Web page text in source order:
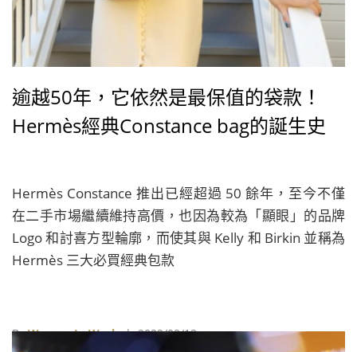
逾越50年，它依然是最保值的袋款！
Hermès經典Constance bag的誕生史
Hermès Constance 推出已經超過 50 餘年，至今不僅
在二手市場繼續維持高價，也因為較為「顯眼」的品牌
Logo 和討喜方型輪廓，而使其與 Kelly 和 Birkin 並稱為
Hermès 三大必買經典包款
ByWomen In Work| 2022/02/12